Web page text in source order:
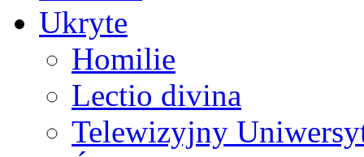
Ukryte
Homilie
Lectio divina
Telewizyjny